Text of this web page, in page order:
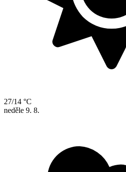
27/14 °C
neděle 9. 8.